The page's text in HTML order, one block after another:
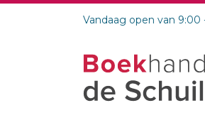
Vandaag open van 9:00